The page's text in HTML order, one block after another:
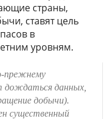
страны,
ставят цель
в
уровням.
прежнему
дождаться данных,
добычи).
существенный